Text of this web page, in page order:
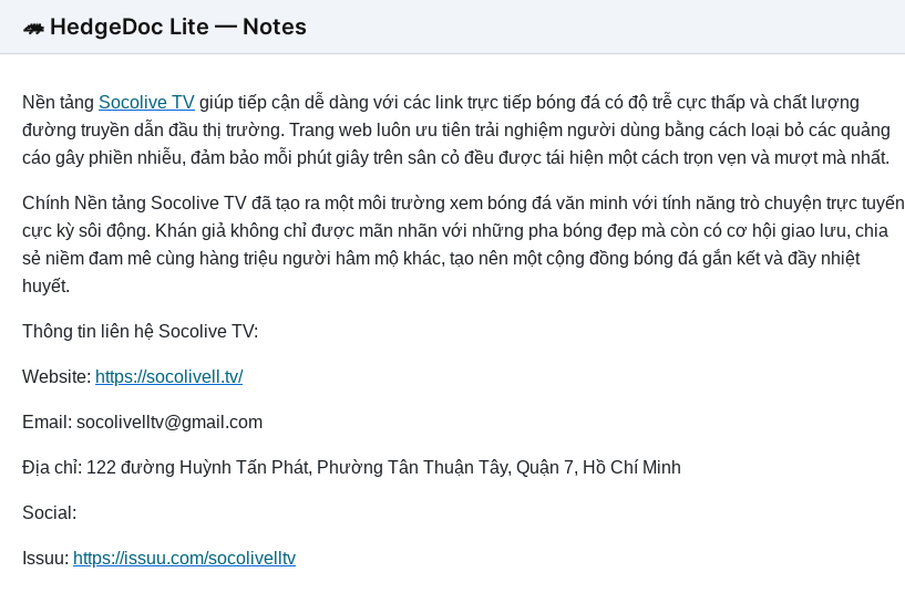
🦔 HedgeDoc Lite — Notes
Nền tảng Socolive TV giúp tiếp cận dễ dàng với các link trực tiếp bóng đá có độ trễ cực thấp và chất lượng
đường truyền dẫn đầu thị trường. Trang web luôn ưu tiên trải nghiệm người dùng bằng cách loại bỏ các quảng
cáo gây phiền nhiễu, đảm bảo mỗi phút giây trên sân cỏ đều được tái hiện một cách trọn vẹn và mượt mà nhất.
Chính Nền tảng Socolive TV đã tạo ra một môi trường xem bóng đá văn minh với tính năng trò chuyện trực tuyến
cực kỳ sôi động. Khán giả không chỉ được mãn nhãn với những pha bóng đẹp mà còn có cơ hội giao lưu, chia
sẻ niềm đam mê cùng hàng triệu người hâm mộ khác, tạo nên một cộng đồng bóng đá gắn kết và đầy nhiệt
huyết.
Thông tin liên hệ Socolive TV:
Website: https://socolivell.tv/
Email: socolivelltv@gmail.com
Địa chỉ: 122 đường Huỳnh Tấn Phát, Phường Tân Thuận Tây, Quận 7, Hồ Chí Minh
Social:
Issuu: https://issuu.com/socolivelltv